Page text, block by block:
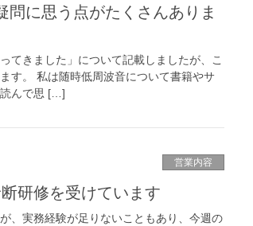
に思う点がたくさんありま
てきました」について記載しましたが、こ
す。 私は随時低周波音について書籍やサ
読んで思 […]
営業内容
研修を受けています
、実務経験が足りないこともあり、今週の